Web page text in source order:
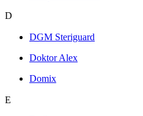
D
DGM Steriguard
Doktor Alex
Domix
E